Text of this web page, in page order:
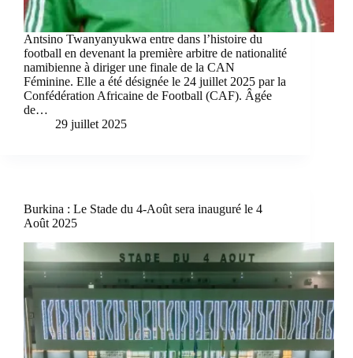
Antsino Twanyanyukwa entre dans l’histoire du
football en devenant la première arbitre de nationalité
namibienne à diriger une finale de la CAN
Féminine. Elle a été désignée le 24 juillet 2025 par la
Confédération Africaine de Football (CAF). Âgée
de…
29 juillet 2025
Burkina : Le Stade du 4-Août sera inauguré le 4
Août 2025